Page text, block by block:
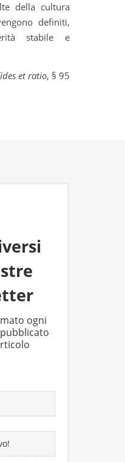
della cultura
definiti,
stabile e
et ratio, § 95
ogni